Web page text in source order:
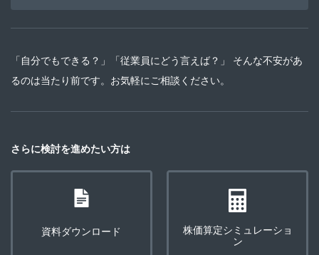
「自分でもできる？」「従業員にどう言えば？」 そんな不安があ
るのは当たり前です。お気軽にご相談ください。
さらに検討を進めたい方は
資料ダウンロード
株価算定シミュレーショ
ン